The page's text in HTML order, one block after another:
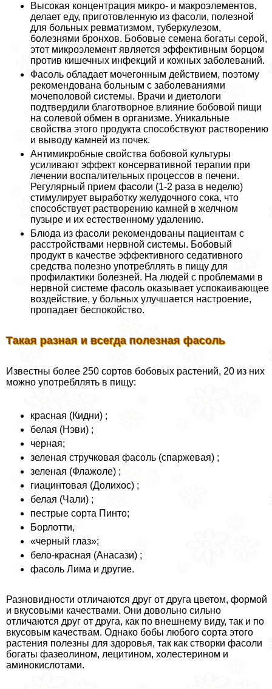
Высокая концентрация микро- и макроэлементов,
делает еду, приготовленную из фасоли, полезной
для больных ревматизмом, туберкулезом,
болезнями бронхов. Бобовые семена богаты серой,
этот микроэлемент является эффективным борцом
против кишечных инфекций и кожных заболеваний.
Фасоль обладает мочегонным действием, поэтому
рекомендована больным с заболеваниями
мочепoлoвoй системы. Врачи и диетологи
подтвердили благотворное влияние бобовой пищи
на солевой обмен в организме. Уникальные
свойства этого продукта способствуют растворению
и выводу камней из почек.
Антимикробные свойства бобовой культуры
усиливают эффект консервативной терапии при
лечении воспалительных процессов в печени.
Регулярный прием фасоли (1-2 раза в неделю)
стимулирует выработку желудочного сока, что
способствует растворению камней в желчном
пузыре и их естественному удалению.
Блюда из фасоли рекомендованы пациентам с
расстройствами нервной системы. Бобовый
продукт в качестве эффективного седативного
средства полезно употрeбллять в пищу для
профилактики болезней. На людей с проблемами в
нервной системе фасоль оказывает успокаивающее
воздействие, у больных улучшается настроение,
пропадает беспокойство.
Такая разная и всегда полезная фасоль
Известны более 250 сортов бобовых растений, 20 из них
можно употрeбллять в пищу:
красная (Кидни) ;
белая (Нэви) ;
черная;
зеленая стручковая фасоль (спаржевая) ;
зеленая (Флажоле) ;
гиацинтовая (Долихос) ;
белая (Чали) ;
пестрые сорта Пинто;
Борлотти,
«черный глаз»;
бело-красная (Анасази) ;
фасоль Лима и другие.
Разновидности отличаются друг от друга цветом, формой
и вкусовыми качествами. Они довольно сильно
отличаются друг от друга, как по внешнему виду, так и по
вкусовым качествам. Однако бобы любого сорта этого
растения полезны для здоровья, так как створки фасоли
богаты фазеолином, лецитином, холестерином и
аминокислотами.